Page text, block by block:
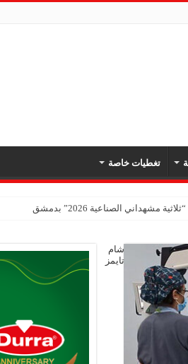
تغطيات خاصة
الصناعية 2026” بدمشق
شام
تايمز